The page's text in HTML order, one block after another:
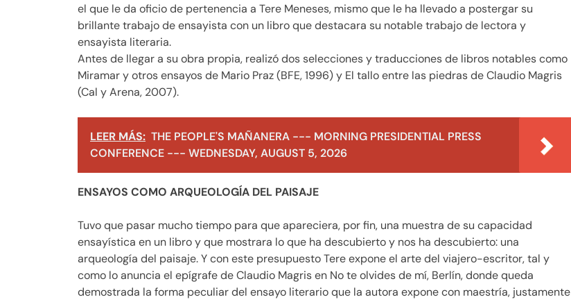
el que le da oficio de pertenencia a Tere Meneses, mismo que le ha llevado a postergar su
brillante trabajo de ensayista con un libro que destacara su notable trabajo de lectora y
ensayista literaria.
Antes de llegar a su obra propia, realizó dos selecciones y traducciones de libros notables como
Miramar y otros ensayos de Mario Praz (BFE, 1996) y El tallo entre las piedras de Claudio Magris
(Cal y Arena, 2007).
LEER MÁS: THE PEOPLE'S MAÑANERA --- MORNING PRESIDENTIAL PRESS
CONFERENCE --- WEDNESDAY, AUGUST 5, 2026
ENSAYOS COMO ARQUEOLOGÍA DEL PAISAJE
Tuvo que pasar mucho tiempo para que apareciera, por fin, una muestra de su capacidad
ensayística en un libro y que mostrara lo que ha descubierto y nos ha descubierto: una
arqueología del paisaje. Y con este presupuesto Tere expone el arte del viajero-escritor, tal y
como lo anuncia el epígrafe de Claudio Magris en No te olvides de mí, Berlín, donde queda
demostrada la forma peculiar del ensayo literario que la autora expone con maestría, justamente